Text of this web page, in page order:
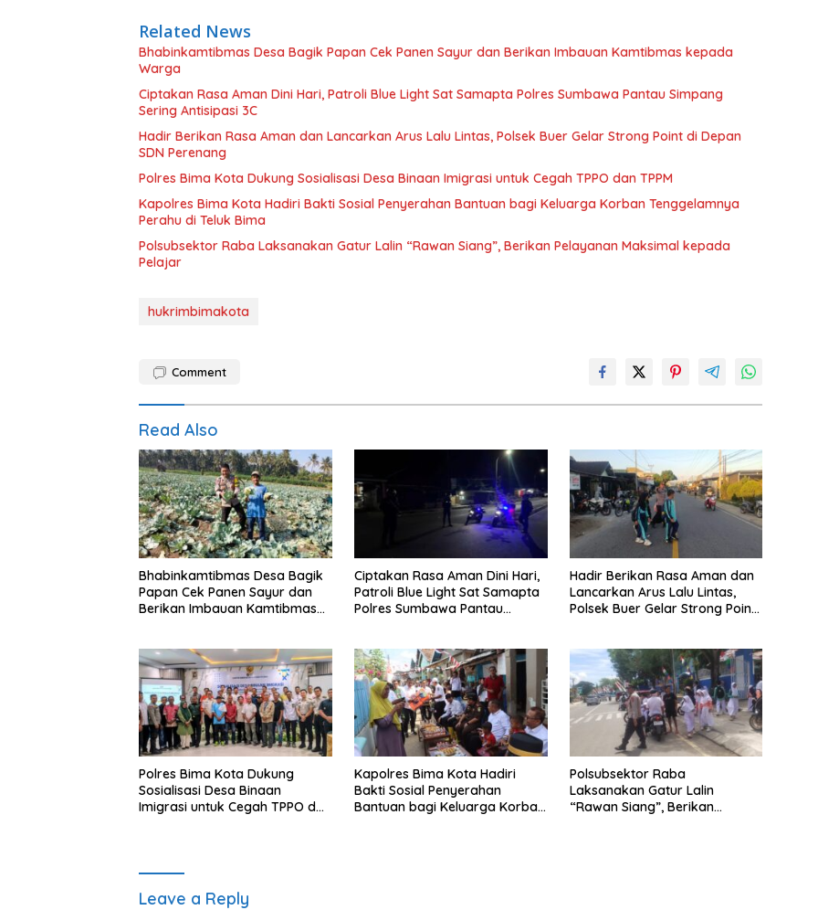
Related News
Bhabinkamtibmas Desa Bagik Papan Cek Panen Sayur dan Berikan Imbauan Kamtibmas kepada
Warga
Ciptakan Rasa Aman Dini Hari, Patroli Blue Light Sat Samapta Polres Sumbawa Pantau Simpang
Sering Antisipasi 3C
Hadir Berikan Rasa Aman dan Lancarkan Arus Lalu Lintas, Polsek Buer Gelar Strong Point di Depan
SDN Perenang
Polres Bima Kota Dukung Sosialisasi Desa Binaan Imigrasi untuk Cegah TPPO dan TPPM
Kapolres Bima Kota Hadiri Bakti Sosial Penyerahan Bantuan bagi Keluarga Korban Tenggelamnya
Perahu di Teluk Bima
Polsubsektor Raba Laksanakan Gatur Lalin “Rawan Siang”, Berikan Pelayanan Maksimal kepada
Pelajar
hukrimbimakota
Comment
Read Also
Bhabinkamtibmas Desa Bagik
Papan Cek Panen Sayur dan
Berikan Imbauan Kamtibmas
Ciptakan Rasa Aman Dini Hari,
Patroli Blue Light Sat Samapta
Polres Sumbawa Pantau
Hadir Berikan Rasa Aman dan
Lancarkan Arus Lalu Lintas,
Polsek Buer Gelar Strong Point
Polres Bima Kota Dukung
Sosialisasi Desa Binaan
Imigrasi untuk Cegah TPPO dan
Kapolres Bima Kota Hadiri
Bakti Sosial Penyerahan
Bantuan bagi Keluarga Korban
Polsubsektor Raba
Laksanakan Gatur Lalin
“Rawan Siang”, Berikan
Leave a Reply